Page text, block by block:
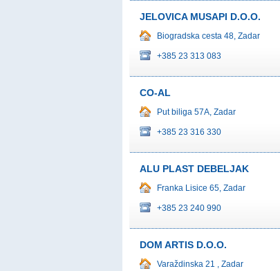
JELOVICA MUSAPI D.O.O.
Biogradska cesta 48, Zadar
+385 23 313 083
CO-AL
Put biliga 57A, Zadar
+385 23 316 330
ALU PLAST DEBELJAK
Franka Lisice 65, Zadar
+385 23 240 990
DOM ARTIS D.O.O.
Varaždinska 21 , Zadar